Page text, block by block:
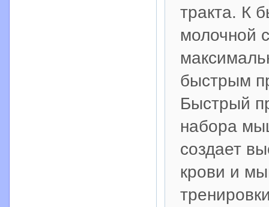
тракта. К
молочной
быстрым
Быстрый
набора
создает
крови и